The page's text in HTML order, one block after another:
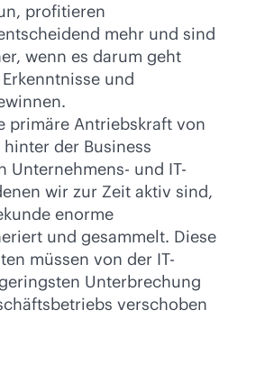
profitieren
mehr und sind
wenn es darum geht
und
primäre Antriebskraft von
der Business
Unternehmens- und IT-
wir zur Zeit aktiv sind,
enorme
und gesammelt. Diese
müssen von der IT-
Unterbrechung
verschoben